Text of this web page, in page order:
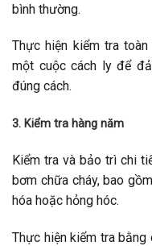
bình thường.
Thực hiện kiểm tra
một cuộc cách ly để
đúng cách.
3. Kiểm tra hàng năm
Kiểm tra và bảo trì chi
bơm chữa cháy, bao
hóa hoặc hỏng hóc.
Thực hiện kiểm tra